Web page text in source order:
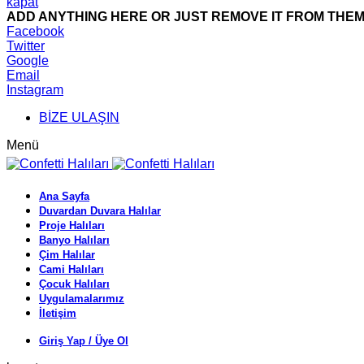
ADD ANYTHING HERE OR JUST REMOVE IT FROM
Facebook
Twitter
Google
Email
Instagram
BİZE ULAŞIN
Menü
Ana Sayfa
Duvardan Duvara Halılar
Proje Halıları
Banyo Halıları
Çim Halılar
Cami Halıları
Çocuk Halıları
Uygulamalarımız
İletişim
Giriş Yap / Üye Ol